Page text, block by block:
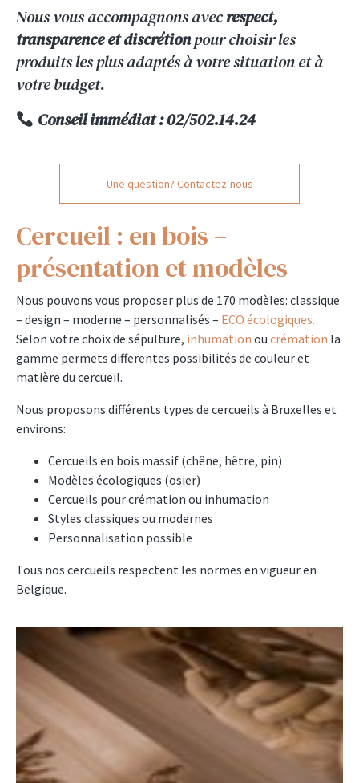
Nous vous accompagnons avecrespect,
transparence et discrétionpour choisir les
produits les plus adaptés à votre situation et à
votre budget.
Conseil immédiat : 02/502.14.24
Une question? Contactez-nous
Cercueil : en bois –
présentation et modèles
Nous pouvons vous proposer plus de 170 modèles: classique
– design – moderne – personnalisés – ECO écologiques.
Selon votre choix de sépulture, inhumation ou crémation la
gamme permets differentes possibilités de couleur et
matière du cercueil.
Nous proposons différents types de cercueils à Bruxelles et
environs:
Cercueils en bois massif (chêne, hêtre, pin)
Modèles écologiques (osier)
Cercueils pour crémation ou inhumation
Styles classiques ou modernes
Personnalisation possible
Tous nos cercueils respectent les normes en vigueur en
Belgique.